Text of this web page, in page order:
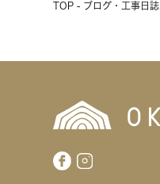
TOP - ブログ・工事日誌